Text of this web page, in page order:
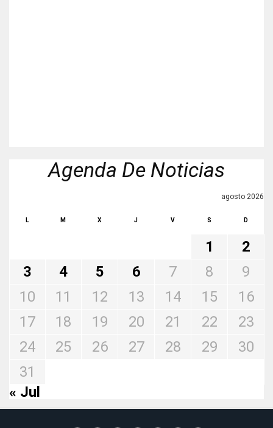
Agenda De Noticias
agosto 2026
L M X J V S D
1
2
3
4 5 6 7 8
9
10
11 12 13 14 15
16
17
18 19 20 21 22
23
24
25 26 27 28 29
30
31
« Jul